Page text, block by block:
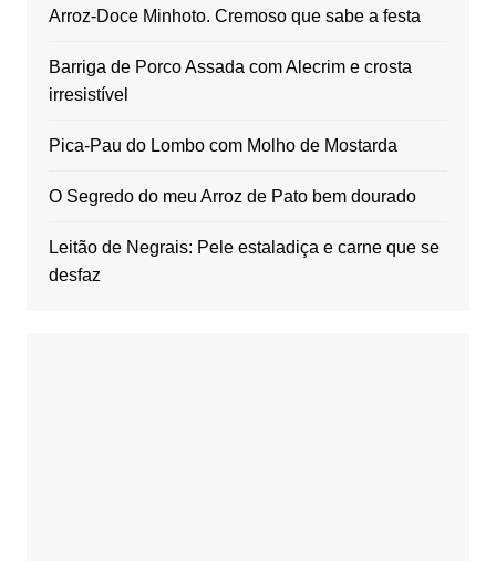
Arroz-Doce Minhoto. Cremoso que sabe a festa
Barriga de Porco Assada com Alecrim e crosta
irresistível
Pica-Pau do Lombo com Molho de Mostarda
O Segredo do meu Arroz de Pato bem dourado
Leitão de Negrais: Pele estaladiça e carne que se
desfaz